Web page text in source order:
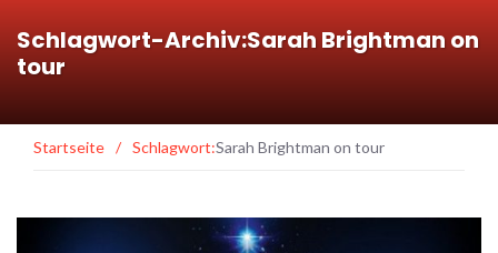
Schlagwort-Archiv:Sarah Brightman on
tour
Startseite / Schlagwort:Sarah Brightman on tour